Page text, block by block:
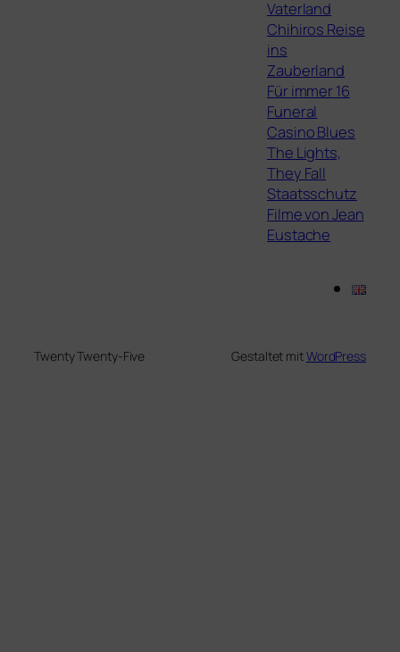
Vaterland
Chihiros Reise
ins
Zauberland
Für immer 16
Funeral
Casino Blues
The Lights,
They Fall
Staatsschutz
Filme von Jean
Eustache
Twenty Twenty-Five Gestaltet mitWordPress